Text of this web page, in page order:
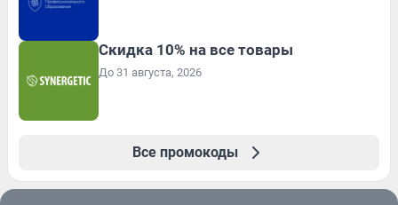
Скидка 10% на все товары
До 31 августа, 2026
Все промокоды